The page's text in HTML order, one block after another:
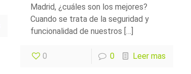
Madrid, ¿cuáles son los mejores?
Cuando se trata de la seguridad y
funcionalidad de nuestros […]
0 0 Leer mas